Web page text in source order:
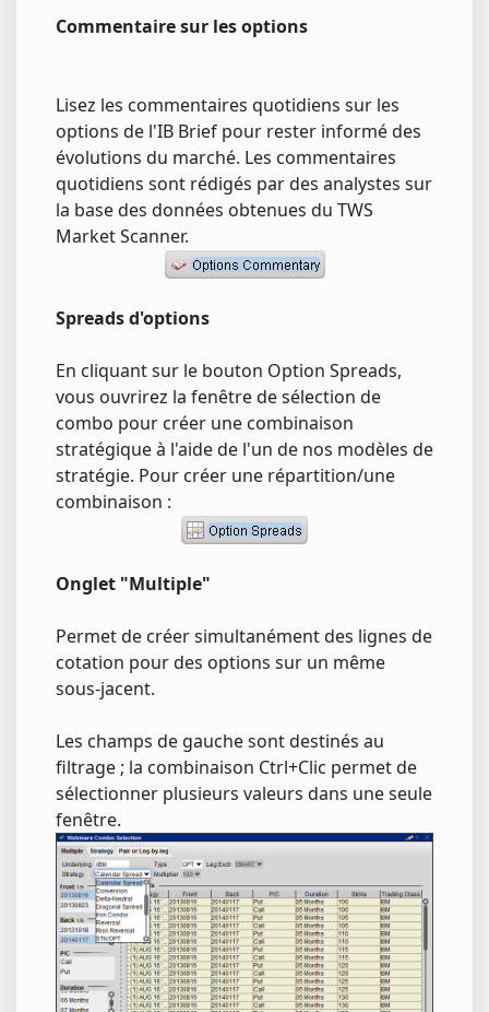
Commentaire sur les options
Lisez les commentaires quotidiens sur les
options de l'IB Brief pour rester informé des
évolutions du marché. Les commentaires
quotidiens sont rédigés par des analystes sur
la base des données obtenues du TWS
Market Scanner.
Spreads d'options
En cliquant sur le bouton Option Spreads,
vous ouvrirez la fenêtre de sélection de
combo pour créer une combinaison
stratégique à l'aide de l'un de nos modèles de
stratégie. Pour créer une répartition/une
combinaison :
Onglet "Multiple"
Permet de créer simultanément des lignes de
cotation pour des options sur un même
sous-jacent.
Les champs de gauche sont destinés au
filtrage ; la combinaison Ctrl+Clic permet de
sélectionner plusieurs valeurs dans une seule
fenêtre.